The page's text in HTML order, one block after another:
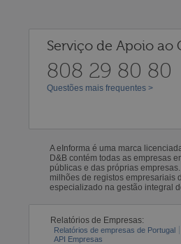
Serviço de Apoio ao
808 29 80 80
Questões mais frequentes >
A eInforma é uma marca
D&B contém todas as empresas
públicas e das próprias
milhões de registos empresariais
especializado na gestão integral
Relatórios de Empresas:
Relatórios de empresas de Portugal
API Empresas